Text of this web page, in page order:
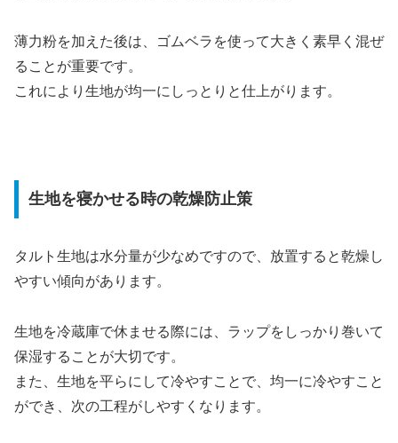
薄力粉を加えた後は、ゴムベラを使って大きく素早く混ぜ
ることが重要です。
これにより生地が均一にしっとりと仕上がります。
生地を寝かせる時の乾燥防止策
タルト生地は水分量が少なめですので、放置すると乾燥し
やすい傾向があります。
生地を冷蔵庫で休ませる際には、ラップをしっかり巻いて
保湿することが大切です。
また、生地を平らにして冷やすことで、均一に冷やすこと
ができ、次の工程がしやすくなります。